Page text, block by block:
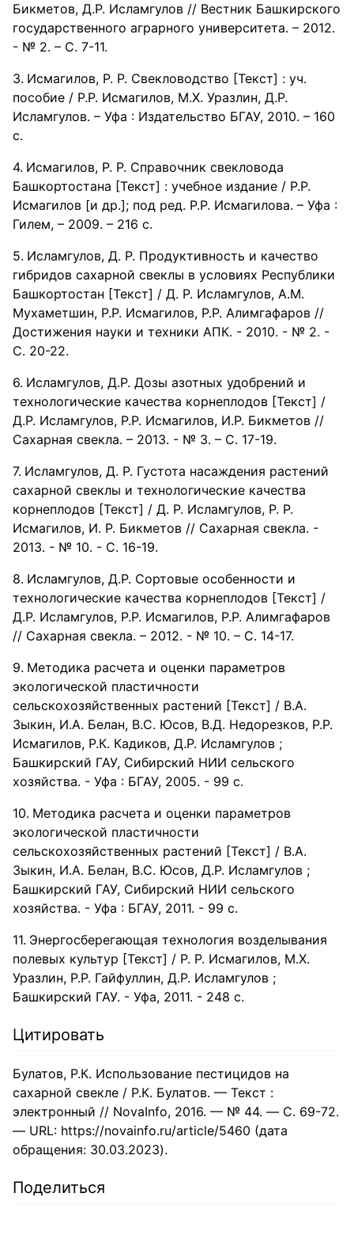
Бикметов, Д.Р. Исламгулов // Вестник Башкирского
государственного аграрного университета. – 2012.
- № 2. – С. 7-11.
Исмагилов, Р. Р. Свекловодство [Текст] : уч.
пособие / Р.Р. Исмагилов, М.Х. Уразлин, Д.Р.
Исламгулов. – Уфа : Издательство БГАУ, 2010. – 160
с.
Исмагилов, Р. Р. Справочник свекловода
Башкортостана [Текст] : учебное издание / Р.Р.
Исмагилов [и др.]; под ред. Р.Р. Исмагилова. – Уфа :
Гилем, – 2009. – 216 с.
Исламгулов, Д. Р. Продуктивность и качество
гибридов сахарной свеклы в условиях Республики
Башкортостан [Текст] / Д. Р. Исламгулов, А.М.
Мухаметшин, Р.Р. Исмагилов, Р.Р. Алимгафаров //
Достижения науки и техники АПК. - 2010. - № 2. -
С. 20-22.
Исламгулов, Д.Р. Дозы азотных удобрений и
технологические качества корнеплодов [Текст] /
Д.Р. Исламгулов, Р.Р. Исмагилов, И.Р. Бикметов //
Сахарная свекла. – 2013. - № 3. – С. 17-19.
Исламгулов, Д. Р. Густота насаждения растений
сахарной свеклы и технологические качества
корнеплодов [Текст] / Д. Р. Исламгулов, Р. Р.
Исмагилов, И. Р. Бикметов // Сахарная свекла. -
2013. - № 10. - С. 16-19.
Исламгулов, Д.Р. Сортовые особенности и
технологические качества корнеплодов [Текст] /
Д.Р. Исламгулов, Р.Р. Исмагилов, Р.Р. Алимгафаров
// Сахарная свекла. – 2012. - № 10. – С. 14-17.
Методика расчета и оценки параметров
экологической пластичности
сельскохозяйственных растений [Текст] / В.А.
Зыкин, И.А. Белан, В.С. Юсов, В.Д. Недорезков, Р.Р.
Исмагилов, Р.К. Кадиков, Д.Р. Исламгулов ;
Башкирский ГАУ, Сибирский НИИ сельского
хозяйства. - Уфа : БГАУ, 2005. - 99 с.
Методика расчета и оценки параметров
экологической пластичности
сельскохозяйственных растений [Текст] / В.А.
Зыкин, И.А. Белан, В.С. Юсов, Д.Р. Исламгулов ;
Башкирский ГАУ, Сибирский НИИ сельского
хозяйства. - Уфа : БГАУ, 2011. - 99 с.
Энергосберегающая технология возделывания
полевых культур [Текст] / Р. Р. Исмагилов, М.Х.
Уразлин, Р.Р. Гайфуллин, Д.Р. Исламгулов ;
Башкирский ГАУ. - Уфа, 2011. - 248 с.
Цитировать
Булатов, Р.К. Использование пестицидов на
сахарной свекле / Р.К. Булатов. — Текст :
электронный // NovaInfo, 2016. — № 44. — С. 69-72.
— URL: https://novainfo.ru/article/5460 (дата
обращения: 30.03.2023).
Поделиться